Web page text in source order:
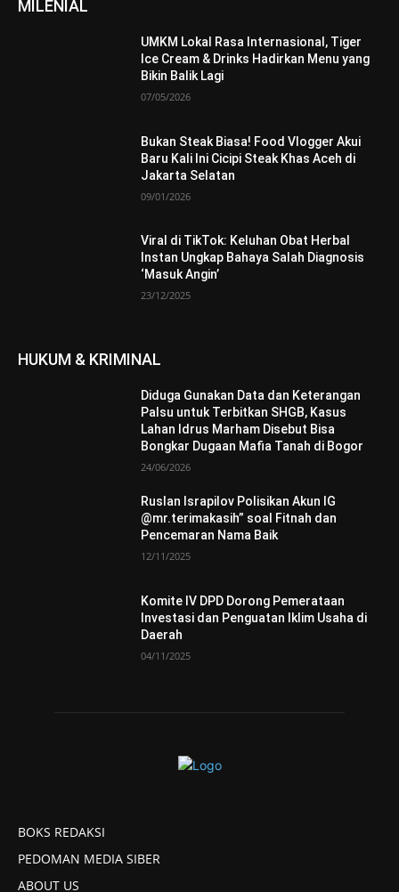
MILENIAL
UMKM Lokal Rasa Internasional, Tiger
Ice Cream & Drinks Hadirkan Menu yang
Bikin Balik Lagi
07/05/2026
Bukan Steak Biasa! Food Vlogger Akui
Baru Kali Ini Cicipi Steak Khas Aceh di
Jakarta Selatan
09/01/2026
Viral di TikTok: Keluhan Obat Herbal
Instan Ungkap Bahaya Salah Diagnosis
‘Masuk Angin’
23/12/2025
HUKUM & KRIMINAL
Diduga Gunakan Data dan Keterangan
Palsu untuk Terbitkan SHGB, Kasus
Lahan Idrus Marham Disebut Bisa
Bongkar Dugaan Mafia Tanah di Bogor
24/06/2026
Ruslan Israpilov Polisikan Akun IG
@mr.terimakasih” soal Fitnah dan
Pencemaran Nama Baik
12/11/2025
Komite IV DPD Dorong Pemerataan
Investasi dan Penguatan Iklim Usaha di
Daerah
04/11/2025
BOKS REDAKSI
PEDOMAN MEDIA SIBER
ABOUT US